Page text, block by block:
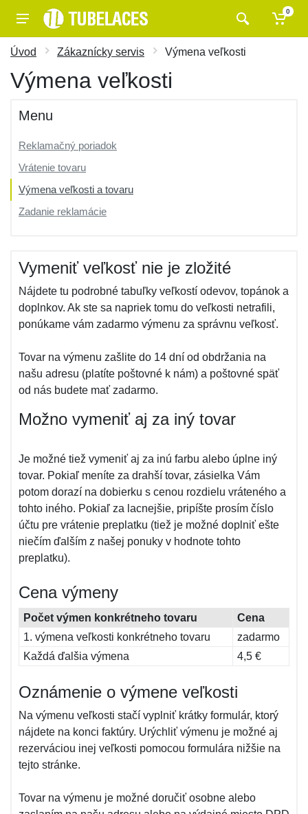
0
Úvod Zákaznícky servis Výmena veľkosti
Výmena veľkosti
Menu
Reklamačný poriadok
Vrátenie tovaru
Výmena veľkosti a tovaru
Zadanie reklamácie
Vymeniť veľkosť nie je zložité
Nájdete tu podrobné tabuľky veľkostí odevov, topánok a
doplnkov. Ak ste sa napriek tomu do veľkosti netrafili,
ponúkame vám zadarmo výmenu za správnu veľkosť.
Tovar na výmenu zašlite do 14 dní od obdržania na
našu adresu (platíte poštovné k nám) a poštovné späť
od nás budete mať zadarmo.
Možno vymeniť aj za iný tovar
Je možné tiež vymeniť aj za inú farbu alebo úplne iný
tovar. Pokiaľ meníte za drahší tovar, zásielka Vám
potom dorazí na dobierku s cenou rozdielu vráteného a
tohto iného. Pokiaľ za lacnejšie, pripíšte prosím číslo
účtu pre vrátenie preplatku (tiež je možné doplniť ešte
niečím ďalším z našej ponuky v hodnote tohto
preplatku).
Cena výmeny
Počet výmen konkrétneho tovaru
Cena
1. výmena veľkosti konkrétneho tovaru
zadarmo
Každá ďalšia výmena
4,5 €
Oznámenie o výmene veľkosti
Na výmenu veľkosti stačí vyplniť krátky formulár, ktorý
nájdete na konci faktúry. Urýchliť výmenu je možné aj
rezerváciou inej veľkosti pomocou formulára nižšie na
tejto stránke.
Tovar na výmenu je možné doručiť osobne alebo